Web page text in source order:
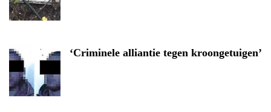
‘Criminele alliantie tegen kroongetuigen’